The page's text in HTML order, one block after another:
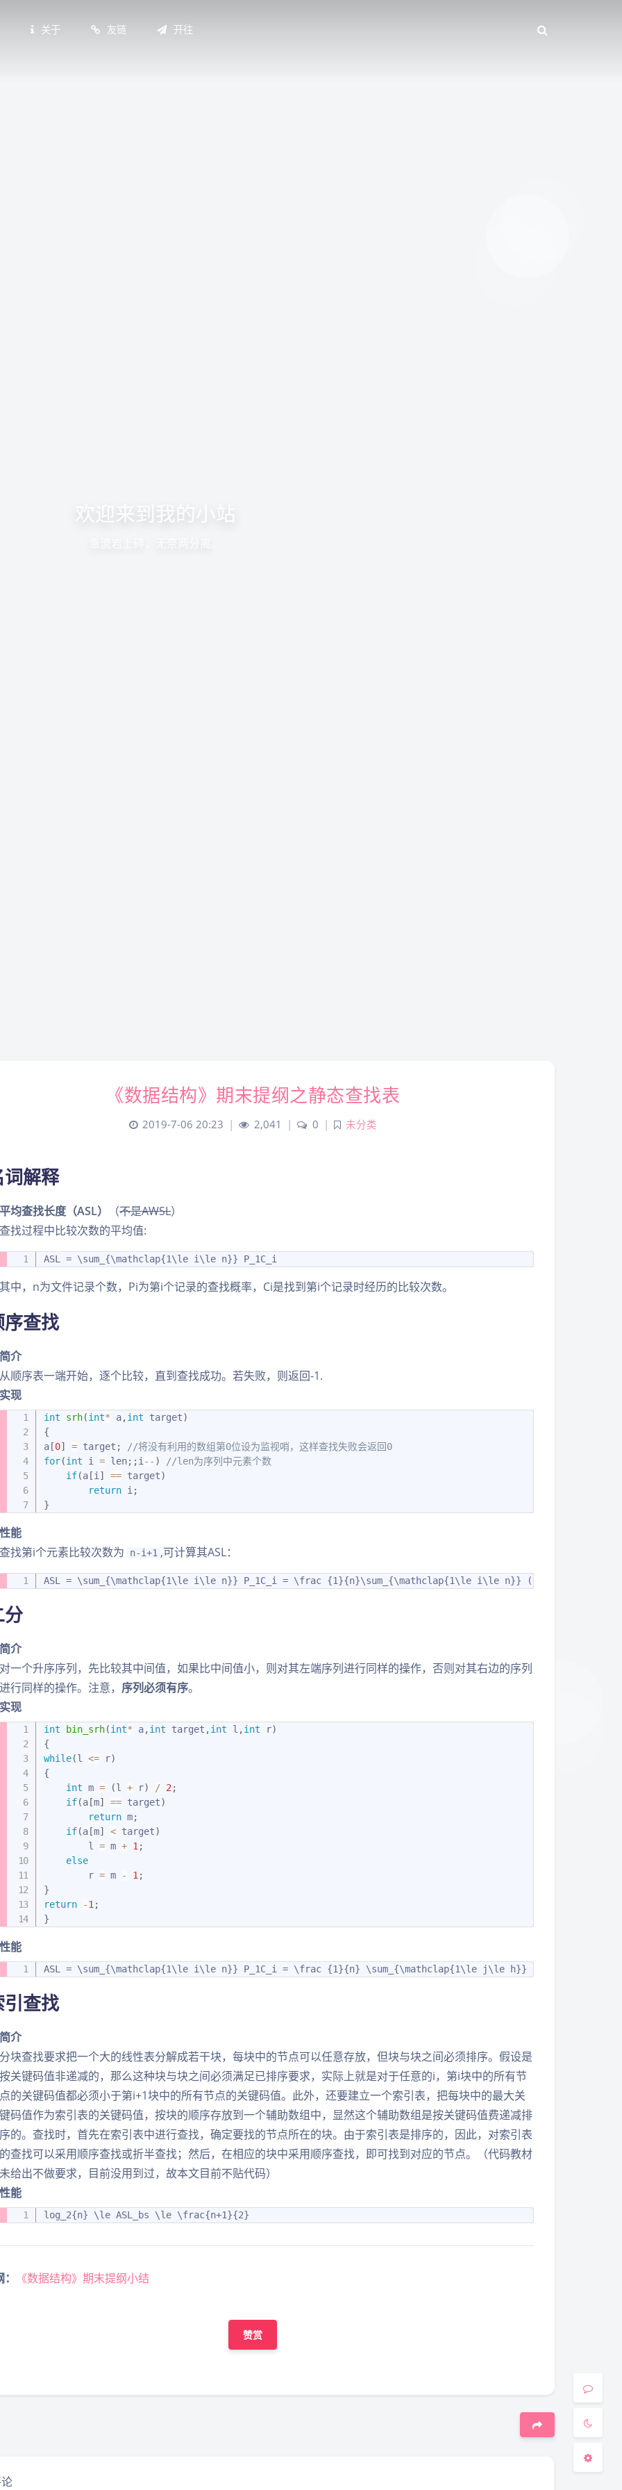
关于 友链 开往
欢迎来到我的小站
《数据结构》期末提纲之静态查找表
2019-7-06 20:23 | 2,041 | 0 | 未分类
解释
平均查找长度（ASL） （不是AWSL）
查找过程中比较次数的平均值:
ASL = \sum_{\mathclap{1\le i\le n}} P_1C_i
其中，n为文件记录个数，Pi为第i个记录的查找概率，Ci是找到第i个记录时经历的比较次数。
查找
简介
从顺序表一端开始，逐个比较，直到查找成功。若失败，则返回-1.
实现
int srh(int* a,int target)
{
a [0] = target ;
//将没有利用的数组第0位设为监视哨，这样查找失败会返回0
for(int i = len; ;i -- )
//len为序列中元素个数
if(a [i ] == target)
return i ;
}
性能
查找第i个元素比较次数为
n-i+1 ,可计算其ASL：
ASL = \sum_{\mathclap{1\le i\le n}} P_1C_i = \frac {1}{n}\sum_{\mathclap{1\le i\le n}} (n - 1 + 1) =
分
简介
对一个升序序列，先比较其中间值，如果比中间值小，则对其左端序列进行同样的操作，否则对其右边的序列
进行同样的操作。注意， 序列必须有序。
实现
int bin_srh(int* a,int target ,int l ,int r)
{
while(l <= r)
{
int m = (l + r) / 2 ;
if(a [m] == target)
return m;
if(a [m] < target)
        l
= m + 1 ;
else
        r
= m - 1 ;
}
return
-1 ;
}
性能
ASL = \sum_{\mathclap{1\le i\le n}} P_1C_i = \frac {1}{n} \sum_{\mathclap{1\le j\le h}} 2^{j-1} j =
查找
简介
分块查找要求把一个大的线性表分解成若干块，每块中的节点可以任意存放，但块与块之间必须排序。假设是
按关键码值非递减的，那么这种块与块之间必须满足已排序要求，实际上就是对于任意的i，第i块中的所有节
点的关键码值都必须小于第i+1块中的所有节点的关键码值。此外，还要建立一个索引表，把每块中的最大关
键码值作为索引表的关键码值，按块的顺序存放到一个辅助数组中，显然这个辅助数组是按关键码值费递减排
序的。查找时，首先在索引表中进行查找，确定要找的节点所在的块。由于索引表是排序的，因此，对索引表
的查找可以采用顺序查找或折半查找；然后，在相应的块中采用顺序查找，即可找到对应的节点。（代码教材
未给出不做要求，目前没用到过，故本文目前不贴代码）
性能
log_2{n} \le ASL_bs \le \frac{n+1}{2}
《数据结构》期末提纲小结
赞赏